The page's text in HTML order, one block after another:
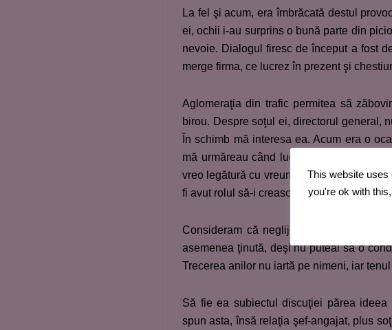
La fel şi acum, era îmbrăcată destul
ei, ochii i-au surprins o bună parte din
nevoie. Dialogul firesc de început a fost
merge firma, ce lucrez în prezent şi
Aglomeraţia din trafic permitea să
birou. Despre soţul ei, directorul general,
În schimb mă interesa ea. Acum era o
mă urmăreau când lucram pentru ea.
vreo legătură cu vreun complex despre
fi avut rolul să-i crească încrederea în
Consideram că neglijenţa soţului, un
asemenea ţinută, deşi nu puteai să o
Trecerea anilor nu iartă pe nimeni, iar
Să fie ea subiectul discuţiei părea
spun asta, însă relaţia şef-angajat, plus
This website
you're ok with